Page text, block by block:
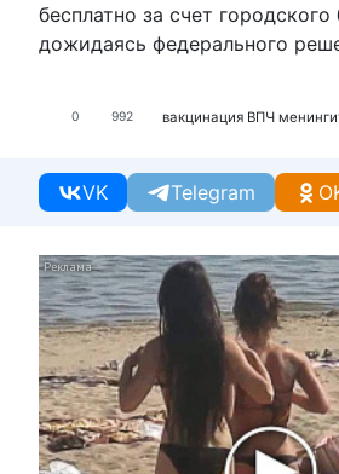
бесплатно за счет
дожидаясь федерального
0 992 вакцинация ВПЧ
VK Telegram